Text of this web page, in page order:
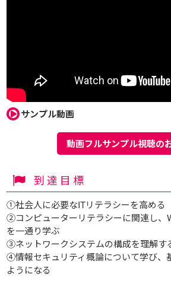
サンプル動画
動画フルサンプル視聴の
到達目標
①社会人に必要なITリテラシーを高める
②コンピューターリテラシーに関連し、
を一通り学ぶ
③ネットワークシステムの構成を理解す
④情報セキュリティ概論について学び、
ようになる